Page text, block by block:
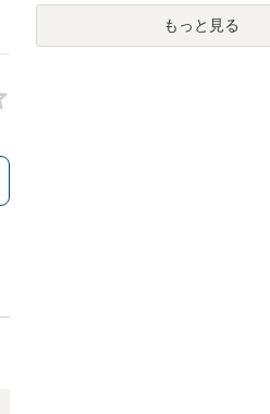
もっと見る